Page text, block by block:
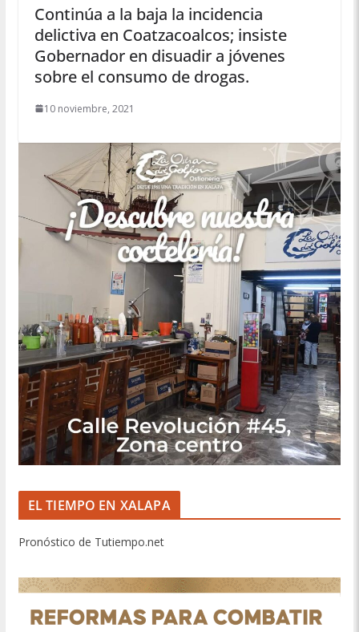
Continúa a la baja la incidencia
delictiva en Coatzacoalcos; insiste
Gobernador en disuadir a jóvenes
sobre el consumo de drogas.
10 noviembre, 2021
EL TIEMPO EN XALAPA
Pronóstico de Tutiempo.net